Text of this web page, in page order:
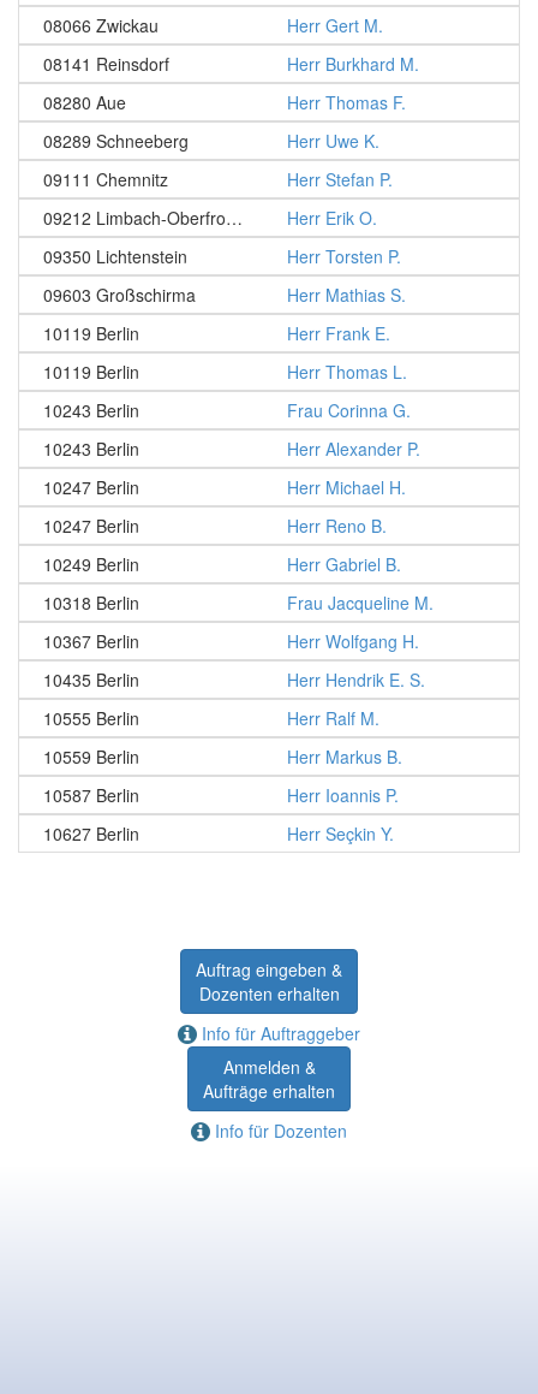
08066 Zwickau
Herr Gert M.
08141 Reinsdorf
Herr Burkhard M.
08280 Aue
Herr Thomas F.
08289 Schneeberg
Herr Uwe K.
09111 Chemnitz
Herr Stefan P.
09212 Limbach-Oberfrohna
Herr Erik O.
09350 Lichtenstein
Herr Torsten P.
09603 Großschirma
Herr Mathias S.
10119 Berlin
Herr Frank E.
10119 Berlin
Herr Thomas L.
10243 Berlin
Frau Corinna G.
10243 Berlin
Herr Alexander P.
10247 Berlin
Herr Michael H.
10247 Berlin
Herr Reno B.
10249 Berlin
Herr Gabriel B.
10318 Berlin
Frau Jacqueline M.
10367 Berlin
Herr Wolfgang H.
10435 Berlin
Herr Hendrik E. S.
10555 Berlin
Herr Ralf M.
10559 Berlin
Herr Markus B.
10587 Berlin
Herr Ioannis P.
10627 Berlin
Herr Seçkin Y.
Auftrag eingeben &
Dozenten erhalten
Info für Auftraggeber
Anmelden &
Aufträge erhalten
Info für Dozenten